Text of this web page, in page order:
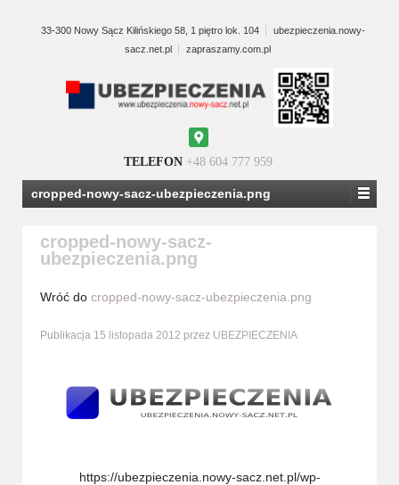
33-300 Nowy Sącz Kilińskiego 58, 1 piętro lok. 104
ubezpieczenia.nowy-
sacz.net.pl
zapraszamy.com.pl
Maps
TELEFON +48 604 777 959
cropped-nowy-sacz-ubezpieczenia.png
cropped-nowy-sacz-
ubezpieczenia.png
Wróć do cropped-nowy-sacz-ubezpieczenia.png
Publikacja 15 listopada 2012 przez UBEZPIECZENIA
https://ubezpieczenia.nowy-sacz.net.pl/wp-